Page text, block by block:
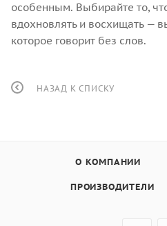
особенным. Выбирайте то,
вдохновлять и восхищать —
которое говорит без слов.
НАЗАД К СПИСКУ
О КОМПАНИИ
ПРОИЗВОДИТЕЛИ